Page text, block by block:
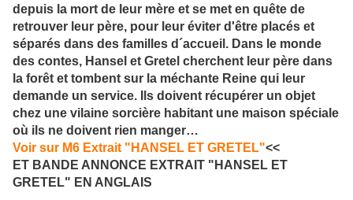
depuis la mort de leur mère et se met en quête de
retrouver leur père, pour leur éviter d'être placés et
séparés dans des familles d´accueil. Dans le monde
des contes, Hansel et Gretel cherchent leur père dans
la forêt et tombent sur la méchante Reine qui leur
demande un service. Ils doivent récupérer un objet
chez une vilaine sorcière habitant une maison spéciale
où ils ne doivent rien manger…
Voir sur M6 Extrait "HANSEL ET GRETEL"<<
ET BANDE ANNONCE EXTRAIT "HANSEL ET
GRETEL" EN ANGLAIS